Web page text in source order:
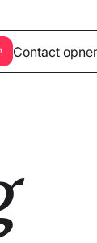
Contact